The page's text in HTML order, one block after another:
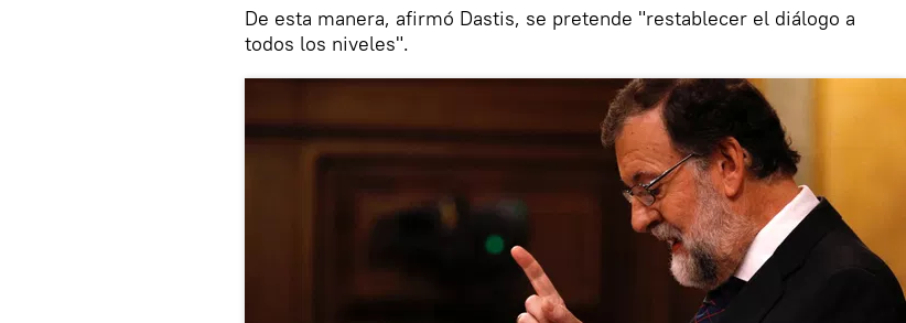
De esta manera, afirmó Dastis, se pretende "restablecer el diálogo a
todos los niveles".